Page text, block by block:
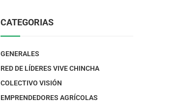
CATEGORIAS
GENERALES
RED DE LÍDERES VIVE CHINCHA
COLECTIVO VISIÓN
EMPRENDEDORES AGRÍCOLAS